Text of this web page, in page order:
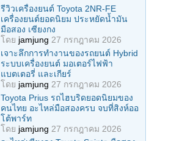
รีวิวเครื่องยนต์ Toyota 2NR-FE
เครื่องยนต์ยอดนิยม ประหยัดน้ำมัน
มือสอง เซียงกง
โดย jamjung 27 กรกฎาคม 2026
เจาะลึกการทำงานของรถยนต์ Hybrid
ระบบเครื่องยนต์ มอเตอร์ไฟฟ้า
แบตเตอรี่ และเกียร์
โดย jamjung 27 กรกฎาคม 2026
Toyota Prius รถไฮบริดยอดนิยมของ
คนไทย อะไหล่มือสองครบ จบที่สิงห์ออ
โต้พาร์ท
โดย jamjung 27 กรกฎาคม 2026